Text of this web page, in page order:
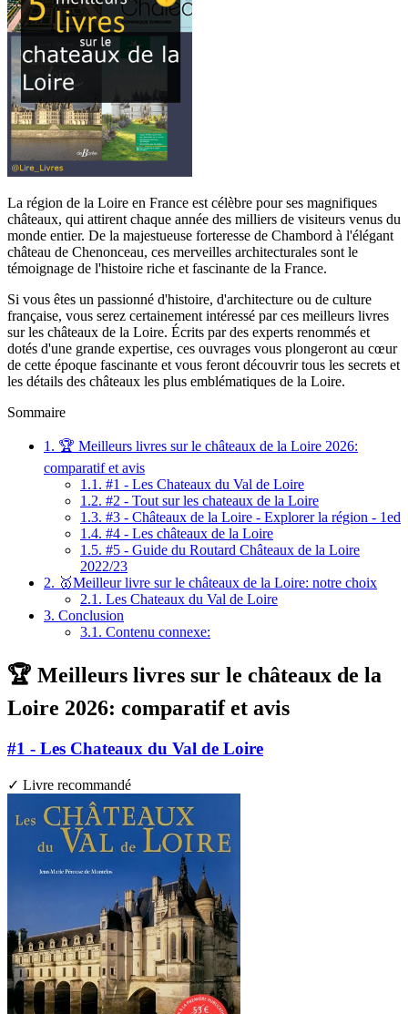
La région de la Loire en France est célèbre pour ses magnifiques
châteaux, qui attirent chaque année des milliers de visiteurs venus du
monde entier. De la majestueuse forteresse de Chambord à l'élégant
château de Chenonceau, ces merveilles architecturales sont le
témoignage de l'histoire riche et fascinante de la France.
Si vous êtes un passionné d'histoire, d'architecture ou de culture
française, vous serez certainement intéressé par ces meilleurs livres
sur les châteaux de la Loire. Écrits par des experts renommés et
dotés d'une grande expertise, ces ouvrages vous plongeront au cœur
de cette époque fascinante et vous feront découvrir tous les secrets et
les détails des châteaux les plus emblématiques de la Loire.
Sommaire
1. 🏆 Meilleurs livres sur le châteaux de la Loire 2026:
comparatif et avis
1.1. #1 - Les Chateaux du Val de Loire
1.2. #2 - Tout sur les chateaux de la Loire
1.3. #3 - Châteaux de la Loire - Explorer la région - 1ed
1.4. #4 - Les châteaux de la Loire
1.5. #5 - Guide du Routard Châteaux de la Loire
2022/23
2. 🥇Meilleur livre sur le châteaux de la Loire: notre choix
2.1. Les Chateaux du Val de Loire
3. Conclusion
3.1. Contenu connexe:
🏆 Meilleurs livres sur le châteaux de la
Loire 2026: comparatif et avis
#1 - Les Chateaux du Val de Loire
✓ Livre recommandé